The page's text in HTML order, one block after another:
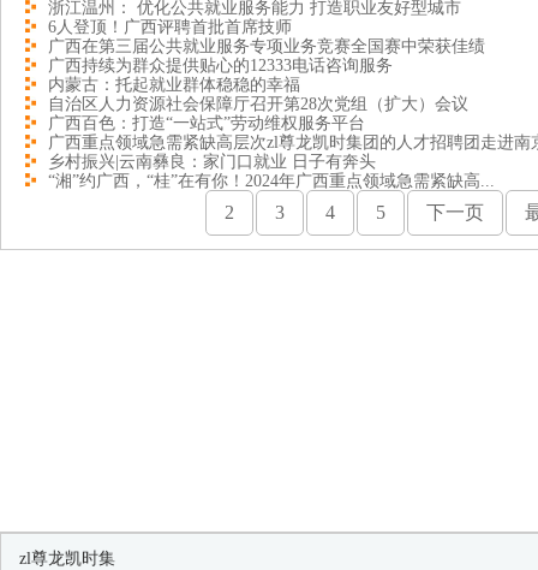
浙江温州： 优化公共就业服务能力 打造职业友好型城市
6人登顶！广西评聘首批首席技师
广西在第三届公共就业服务专项业务竞赛全国赛中荣获佳绩
广西持续为群众提供贴心的12333电话咨询服务
内蒙古：托起就业群体稳稳的幸福
自治区人力资源社会保障厅召开第28次党组（扩大）会议
广西百色：打造“一站式”劳动维权服务平台
广西重点领域急需紧缺高层次zl尊龙凯时集团的人才招聘团走进南
乡村振兴|云南彝良：家门口就业 日子有奔头
“湘”约广西，“桂”在有你！2024年广西重点领域急需紧缺高...
2 3 4 5 下一页
zl尊龙凯时集